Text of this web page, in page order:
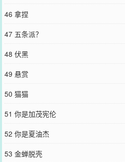
46 拿捏
47 五条派？
48 伏黑
49 悬赏
50 猫猫
51 你是加茂宪伦
52 你是夏油杰
53 金蝉脱壳